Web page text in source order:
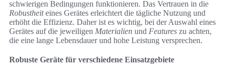
schwierigen Bedingungen funktionieren. Das Vertrauen in die
Robustheiteines Gerätes erleichtert die tägliche Nutzung und
erhöht die Effizienz. Daher ist es wichtig, bei der Auswahl eines
Gerätes auf die jeweiligen Materialien und Features zu achten,
die eine lange Lebensdauer und hohe Leistung versprechen.
Robuste Geräte für verschiedene Einsatzgebiete